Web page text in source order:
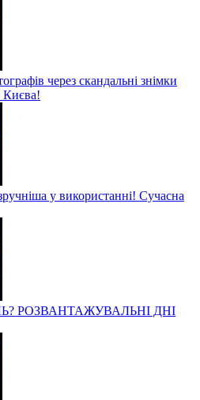
через скандальні знімки
Києва!
у використанні! Сучасна
РОЗВАНТАЖУВАЛЬНІ ДНІ